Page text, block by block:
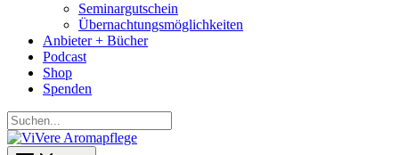
Seminargutschein
Übernachtungsmöglichkeiten
Anbieter + Bücher
Podcast
Shop
Spenden
Suchen...